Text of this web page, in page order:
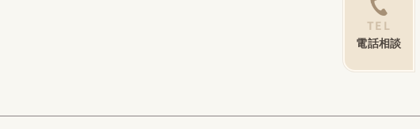
TEL
電話相談